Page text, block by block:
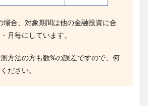
合、対象期間は他の金融投資に合
月毎にしています。
方法の方も数%の誤差ですので、何
ださい。